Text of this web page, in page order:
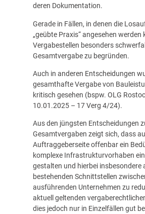
deren Dokumentation.
Gerade in Fällen, in denen die
„geübte Praxis“ angesehen werden
Vergabestellen besonders
Gesamtvergabe zu begründen.
Auch in anderen Entscheidungen
gesamthafte Vergabe von
kritisch gesehen (bspw. OLG
10.01.2025 – 17 Verg 4/24).
Aus den jüngsten Entscheidungen
Gesamtvergaben zeigt sich, dass
Auftraggeberseite offenbar ein
komplexe Infrastrukturvorhaben
gestalten und hierbei insbesondere
bestehenden Schnittstellen
ausführenden Unternehmen zu
aktuell geltenden
dies jedoch nur in Einzelfällen gut